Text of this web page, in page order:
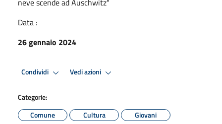
Data :
26 gennaio 2024
Condividi Vedi azioni
Categorie:
Comune
Cultura
Giovani